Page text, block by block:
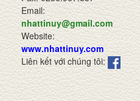
Email:
nhattinuy@gmail.com
Website:
www.nhattinuy.com
Liên kết với chúng tôi: